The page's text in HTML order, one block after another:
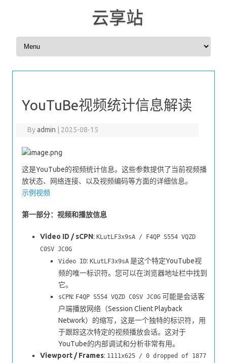
云享站
Skip to content
YouTuBe视频统计信息解读
Byadmin 2025-08-15
这是YouTube的视频统计信息。这些参数提供了当前视频播
放状态、网络连接、以及视频编码等方面的详细信息。
示例视频
第一部分：视频和播放信息
Video ID / sCPN: KLutLF3x9sA / F4QP S554 VQZD
C0SV JC0G
Video ID: KLutLF3x9sA是这个特定YouTube视
频的唯一标识符。您可以在浏览器地址栏中找到
它。
sCPN: F4QP S554 VQZD C0SV JC0G可能是会话客
户端播放网络（Session Client Playback
Network）的缩写，这是一个独特的标识符，用
于跟踪这次特定的视频播放会话。这对于
YouTube的内部调试和分析非常有用。
Viewport / Frames: 1111x625 / 0 dropped of 1877